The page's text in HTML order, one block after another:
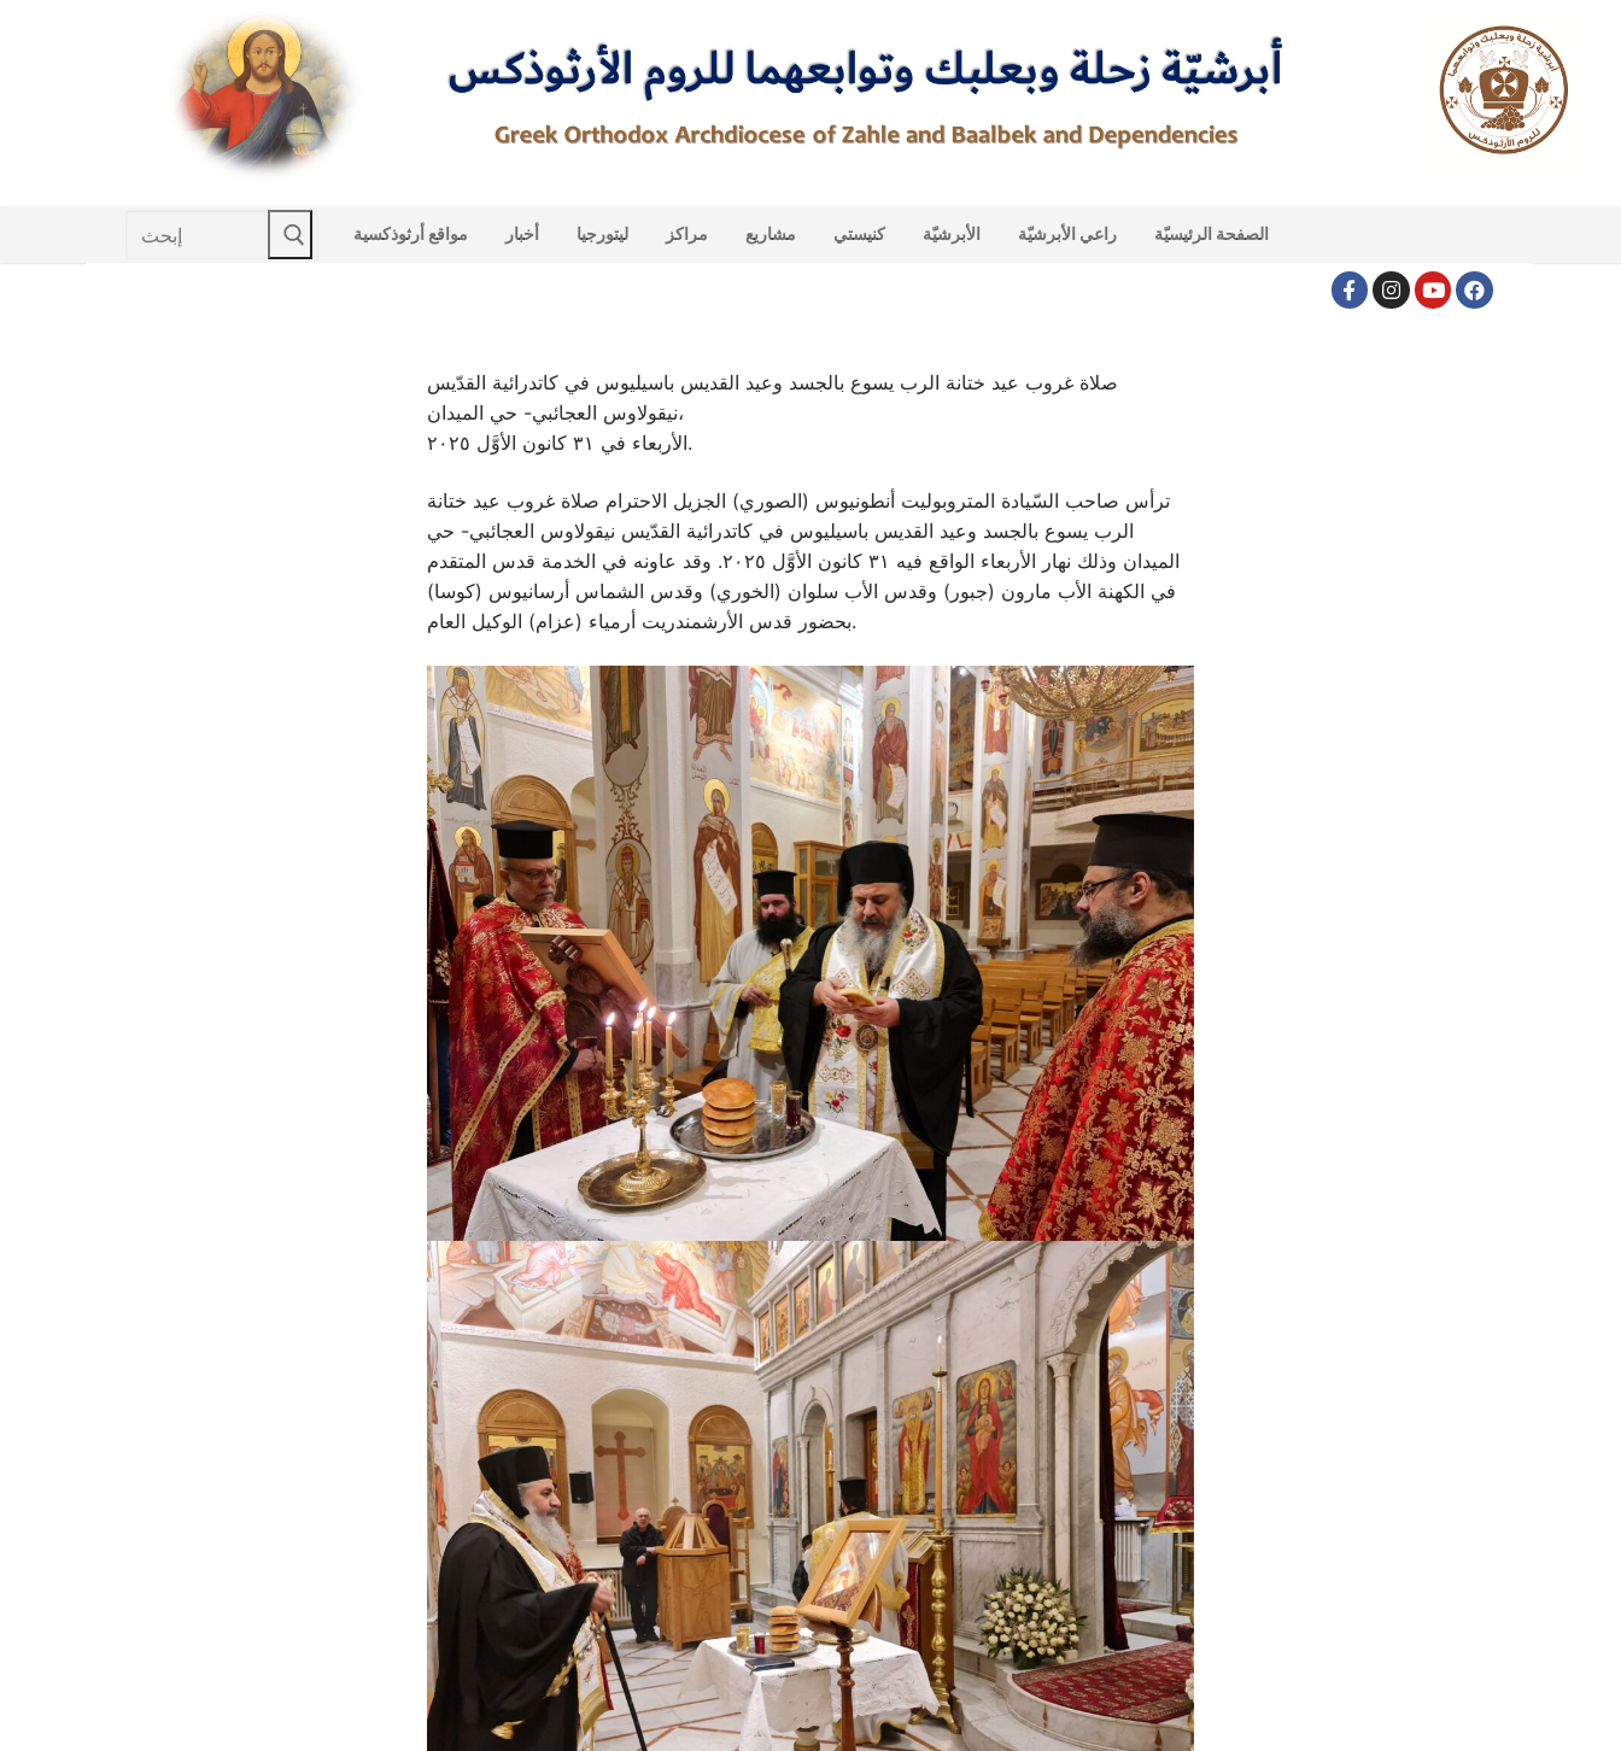
Search
مواقع أرثوذكسية أخبار ليتورجيا مراكز مشاريع كنيستي الأبرشيّة راعي الأبرشيّة الصفحة الرئيسيّة
صلاة غروب عيد ختانة الرب يسوع بالجسد وعيد القديس باسيليوس في كاتدرائية القدّيس
نيقولاوس العجائبي- حي الميدان،
الأربعاء في ٣١ كانون الأوَّل ٢٠٢٥.
ترأس صاحب السّيادة المتروبوليت أنطونيوس (الصوري) الجزيل الاحترام صلاة غروب عيد ختانة
الرب يسوع بالجسد وعيد القديس باسيليوس في كاتدرائية القدّيس نيقولاوس العجائبي- حي
الميدان وذلك نهار الأربعاء الواقع فيه ٣١ كانون الأوَّل ٢٠٢٥. وقد عاونه في الخدمة قدس المتقدم
في الكهنة الأب مارون (جبور) وقدس الأب سلوان (الخوري) وقدس الشماس أرسانيوس (كوسا)
بحضور قدس الأرشمندريت أرمياء (عزام) الوكيل العام.